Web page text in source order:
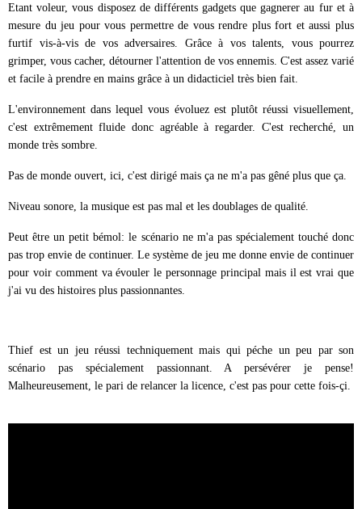
Etant voleur, vous disposez de différents gadgets que gagnerer au fur et à
mesure du jeu pour vous permettre de vous rendre plus fort et aussi plus
furtif vis-à-vis de vos adversaires. Grâce à vos talents, vous pourrez
grimper, vous cacher, détourner l'attention de vos ennemis. C'est assez varié
et facile à prendre en mains grâce à un didacticiel très bien fait.
L'environnement dans lequel vous évoluez est plutôt réussi visuellement,
c'est extrêmement fluide donc agréable à regarder. C'est recherché, un
monde très sombre.
Pas de monde ouvert, ici, c'est dirigé mais ça ne m'a pas gêné plus que ça.
Niveau sonore, la musique est pas mal et les doublages de qualité.
Peut être un petit bémol: le scénario ne m'a pas spécialement touché donc
pas trop envie de continuer. Le système de jeu me donne envie de continuer
pour voir comment va évouler le personnage principal mais il est vrai que
j'ai vu des histoires plus passionnantes.
Thief est un jeu réussi techniquement mais qui péche un peu par son
scénario pas spécialement passionnant. A persévérer je pense!
Malheureusement, le pari de relancer la licence, c'est pas pour cette fois-çi.